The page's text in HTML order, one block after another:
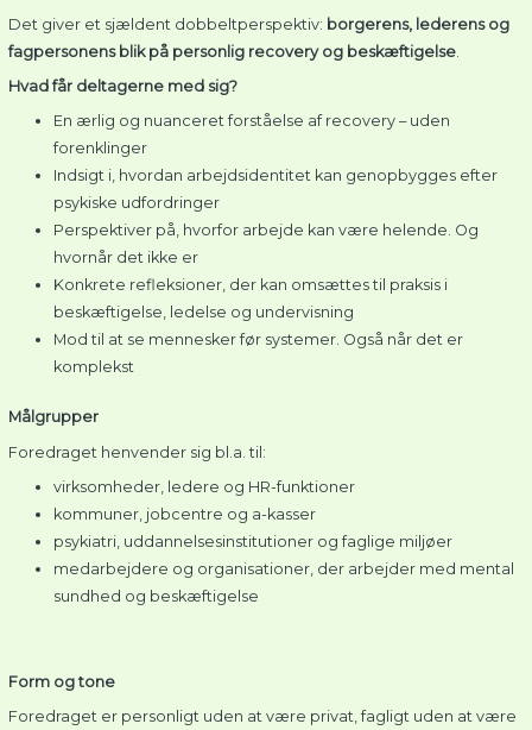
Det giver et sjældent dobbeltperspektiv: borgerens, lederens og
fagpersonens blik på personlig recovery og beskæftigelse.
Hvad får deltagerne med sig?
En ærlig og nuanceret forståelse af recovery – uden
forenklinger
Indsigt i, hvordan arbejdsidentitet kan genopbygges efter
psykiske udfordringer
Perspektiver på, hvorfor arbejde kan være helende. Og
hvornår det ikke er
Konkrete refleksioner, der kan omsættes til praksis i
beskæftigelse, ledelse og undervisning
Mod til at se mennesker før systemer. Også når det er
komplekst
Målgrupper
Foredraget henvender sig bl.a. til:
virksomheder, ledere og HR-funktioner
kommuner, jobcentre og a-kasser
psykiatri, uddannelsesinstitutioner og faglige miljøer
medarbejdere og organisationer, der arbejder med mental
sundhed og beskæftigelse
Form og tone
Foredraget er personligt uden at være privat, fagligt uden at være